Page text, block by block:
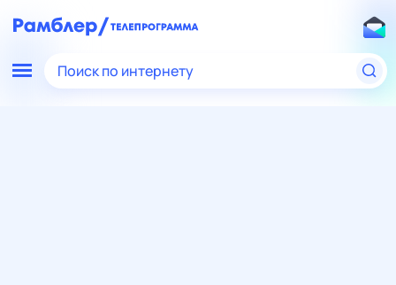
Поиск по интернету